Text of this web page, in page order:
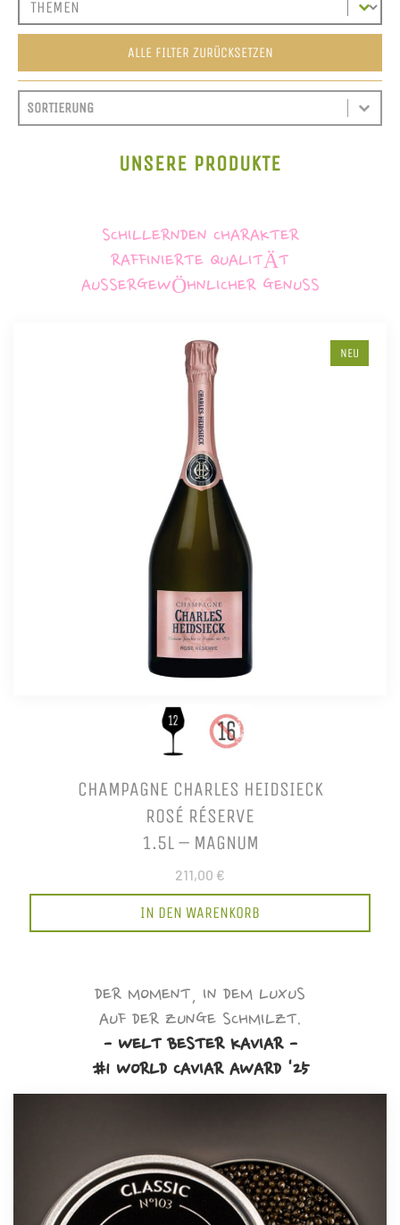
ALLE FILTER ZURÜCKSETZEN
SORTIEREN
SORT CONTENT
SORT CONTENT
UNSERE PRODUKTE
SCHILLERNDEN CHARAKTER
RAFFINIERTE QUALITÄT
AUSSERGEWÖHNLICHER GENUSS
NEU
CHAMPAGNE CHARLES HEIDSIECK
ROSÉ RÉSERVE
1.5L – MAGNUM
211,00 €
IN DEN WARENKORB
DER MOMENT, IN DEM LUXUS
AUF DER ZUNGE SCHMILZT.
- WELT BESTER KAVIAR -
#1 WORLD CAVIAR AWARD '25